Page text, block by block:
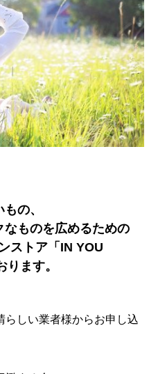
の、
なものを広めるための
ストア「IN YOU
ます。
らしい業者様からお申し込